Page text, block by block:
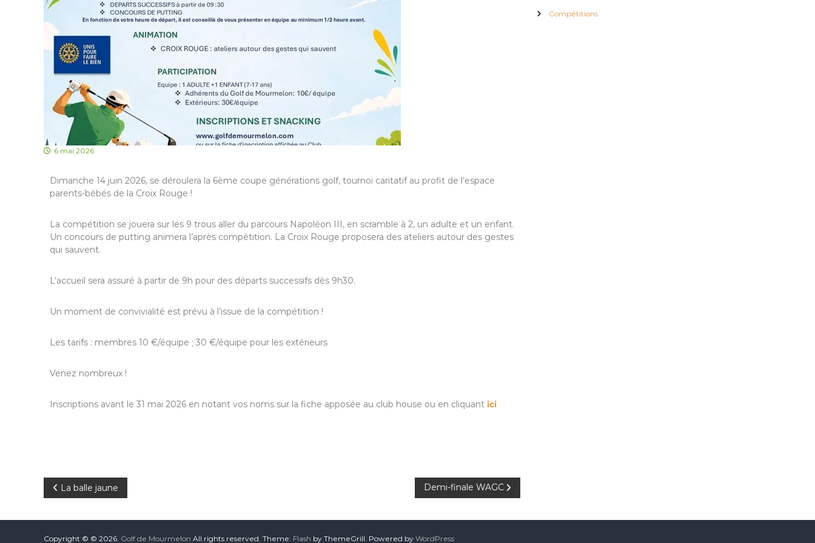
6 mai 2026
Dimanche 14 juin 2026, se déroulera la 6ème coupe générations golf, tournoi caritatif au profit de l’espace
parents-bébés de la Croix Rouge !
La compétition se jouera sur les 9 trous aller du parcours Napoléon III, en scramble à 2, un adulte et un enfant.
Un concours de putting animera l’après compétition. La Croix Rouge proposera des ateliers autour des gestes
qui sauvent.
L’accueil sera assuré à partir de 9h pour des départs successifs dès 9h30.
Un moment de convivialité est prévu à l’issue de la compétition !
Les tarifs : membres 10 €/équipe ; 30 €/équipe pour les extérieurs
Venez nombreux !
Inscriptions avant le 31 mai 2026 en notant vos noms sur la fiche apposée au club house ou en cliquant ici
La balle jaune Demi-finale WAGC
Compétitions
Copyright © © 2026. Golf de Mourmelon All rights reserved. Theme: Flash by ThemeGrill. Powered by WordPress